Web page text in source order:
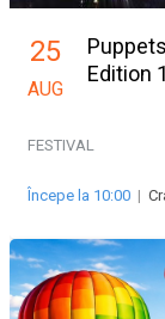
25
AUG
Edition
FESTIVAL
Începe la 10:00 |